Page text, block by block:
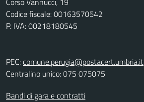
Codice fiscale: 00163570542
P. IVA: 00218180545
PEC:comune.perugia@postacert.umbria.it
Centralino unico: 075 075075
Bandi di gara e contratti